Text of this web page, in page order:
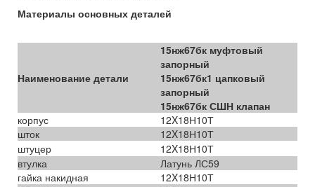
Материалы основных деталей
Наименование детали
15нж67бк муфтовый
запорный
15нж67бк1 цапковый
запорный
15нж67бк СШН клапан
корпус
12X18Н10Т
шток
12X18Н10Т
штуцер
12X18Н10Т
втулка
Латунь ЛС59
гайка накидная
12X18Н10Т